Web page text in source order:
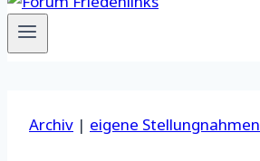
Archiv | eigene Stellungnahmen